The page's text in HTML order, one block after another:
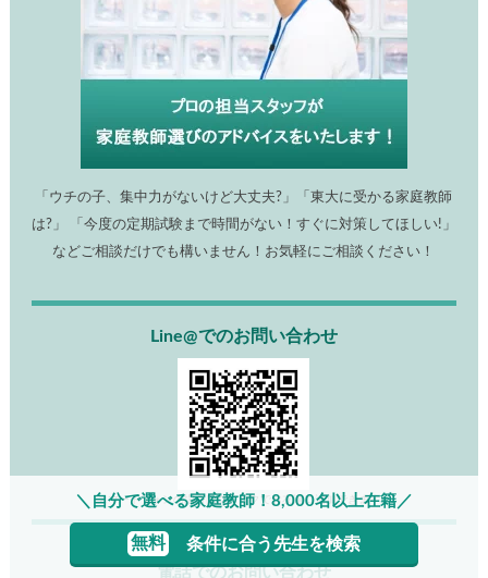
「ウチの子、集中力がないけど大丈夫?」「東大に受かる家庭教師
は?」 「今度の定期試験まで時間がない！すぐに対策してほしい!」
などご相談だけでも構いません！お気軽にご相談ください！
Line@でのお問い合わせ
スマートフォンの場合はクリックでお友達に追加できます。
電話でのお問い合わせ
＼自分で選べる家庭教師！8,000名以上在籍／
無料 条件に合う先生を検索